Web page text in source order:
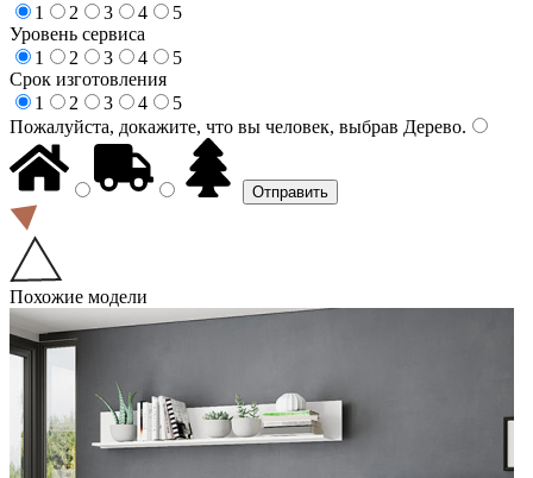
1
2 3 4
5
Уровень сервиса
1
2 3 4
5
Срок изготовления
1
2 3 4
5
Пожалуйста, докажите, что вы человек, выбрав Дерево.
Похожие модели